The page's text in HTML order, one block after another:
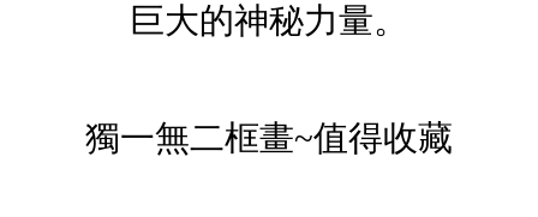
巨大的神秘力量。
獨一無二框畫~值得收藏